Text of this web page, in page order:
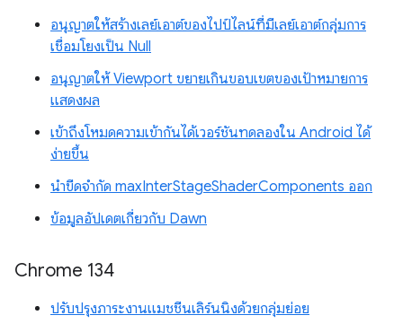
อนุญาตให้สร้างเลย์เอาต์ของไปป์ไลน์ที่มีเลย์เอาต์กลุ่มการ
เชื่อมโยงเป็น Null
อนุญาตให้ Viewport ขยายเกินขอบเขตของเป้าหมายการ
แสดงผล
เข้าถึงโหมดความเข้ากันได้เวอร์ชันทดลองใน Android ได้
ง่ายขึ้น
นำขีดจำกัด maxInterStageShaderComponents ออก
ข้อมูลอัปเดตเกี่ยวกับ Dawn
Chrome 134
ปรับปรุงภาระงานแมชชีนเลิร์นนิงด้วยกลุ่มย่อย